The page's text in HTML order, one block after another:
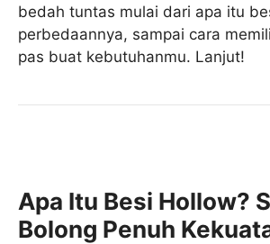
bedah tuntas mulai dari apa itu
perbedaannya, sampai cara
pas buat kebutuhanmu. Lanjut!
Apa Itu Besi Hollow?
Bolong Penuh